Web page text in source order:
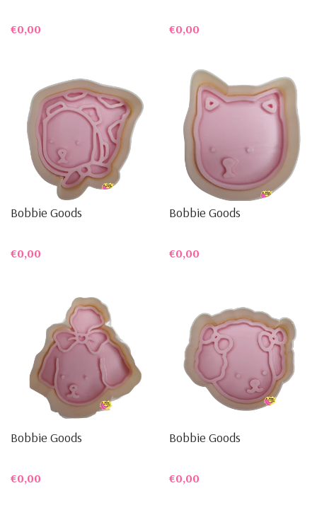
€0,00 €0,00
Bobbie Goods
€0,00
Bobbie Goods
€0,00
Bobbie Goods
€0,00
Bobbie Goods
€0,00